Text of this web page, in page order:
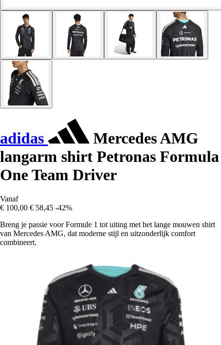
adidas
Mercedes AMG
langarm shirt Petronas Formula
One Team Driver
Vanaf
€ 100,00 € 58,45 -42%
Breng je passie voor Formule 1 tot uiting met het lange mouwen shirt
van Mercedes AMG, dat moderne stijl en uitzonderlijk comfort
combineert.